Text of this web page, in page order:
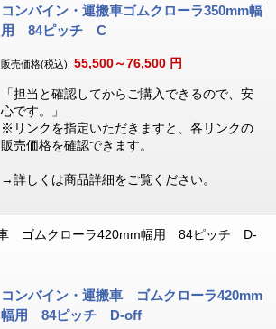
コンバイン・運搬車ゴムクローラ350mm幅
用 84ピッチ C
販売価格(税込): 55,500～76,500 円
「担当と確認してからご購入できるので、安
心です。」
※リンクを指定いただきますと、各リンクの
販売価格を確認できます。
→詳しくは商品詳細をご覧ください。
コンバイン・運搬車 ゴムクローラ420mm
幅用 84ピッチ D-off